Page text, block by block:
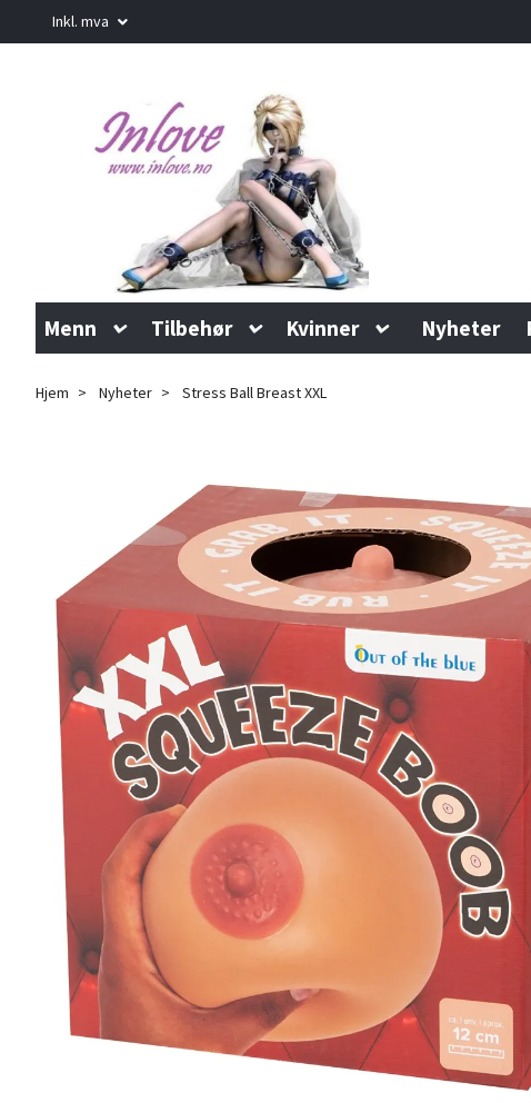
Inkl. mva
Menn Tilbehør Kvinner Nyheter
Hjem Nyheter Stress Ball Breast XXL